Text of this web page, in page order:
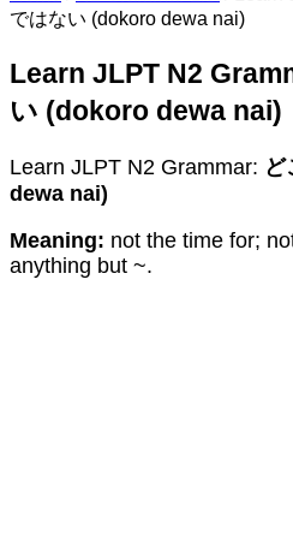
ではない (dokoro dewa nai)
Learn JLPT N2
い (dokoro dewa nai)
Learn JLPT N2 Grammar: ど
dewa nai)
Meaning: not the time for;
anything but ~.